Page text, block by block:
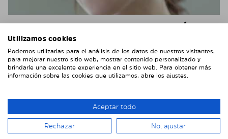
EJEMPLO DE VIDEO DE INSTALACIÓN
No tienes que ir al taller para instalar los paneles. En
la mayoría de los casos no necesitarás ninguna
herramienta.
instalar estás láminas muy fácilmente, como puedes
Según el número de láminas y el vehículo, puedes
Utilizamos cookies
Podemos utilizarlas para el análisis de los datos de nuestros visitantes,
para mejorar nuestro sitio web, mostrar contenido personalizado y
brindarle una excelente experiencia en el sitio web. Para obtener más
información sobre las cookies que utilizamos, abre los ajustes.
Aceptar todo
Rechazar No, ajustar